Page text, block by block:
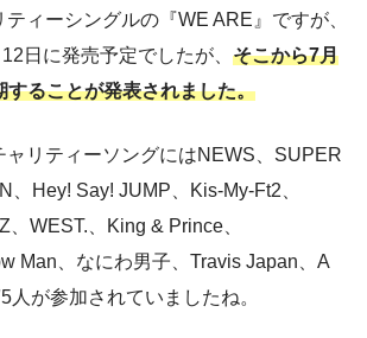
ィーシングルの『WE ARE』ですが、
日に発売予定でしたが、 そこから7月
することが発表されました。
ャリティーソングにはNEWS、SUPER
、Hey! Say! JUMP、Kis-My-Ft2、
WEST.、King & Prince、
Man、なにわ男子、Travis Japan、A
人が参加されていましたね。